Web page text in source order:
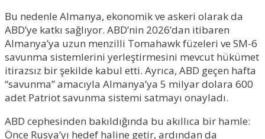
Bu nedenle Almanya, ekonomik ve askeri olarak da
ABD’ye katkı sağlıyor. ABD’nin 2026’dan itibaren
Almanya’ya uzun menzilli Tomahawk füzeleri ve SM-6
savunma sistemlerini yerleştirmesini mevcut hükümet
itirazsız bir şekilde kabul etti. Ayrıca, ABD geçen hafta
“savunma” amacıyla Almanya’ya 5 milyar dolara 600
adet Patriot savunma sistemi satmayı onayladı.
ABD cephesinden bakıldığında bu akıllıca bir hamle:
Önce Rusya’yı hedef haline getir, ardından da